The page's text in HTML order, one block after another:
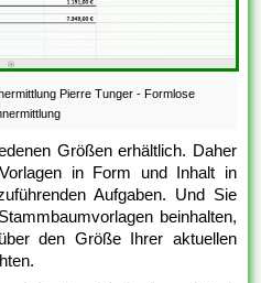
Pierre Tunger - Formlose
Größen erhältlich. Daher
in Form und Inhalt in
Aufgaben. Und Sie
beinhalten,
den Größe Ihrer aktuellen